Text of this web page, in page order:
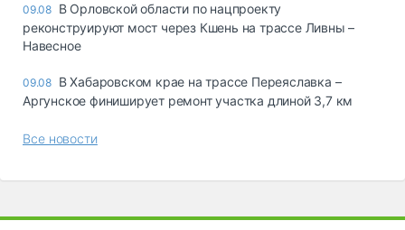
09.08 В Орловской области по нацпроекту
реконструируют мост через Кшень на трассе Ливны –
Навесное
09.08 В Хабаровском крае на трассе Переяславка –
Аргунское финиширует ремонт участка длиной 3,7 км
Все новости